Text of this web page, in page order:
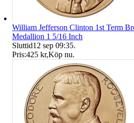
William Jefferson Clinton 1st Term
Medallion 1 5/16 Inch
Sluttid12 sep 09:35.
Pris:425 kr,Köp nu.